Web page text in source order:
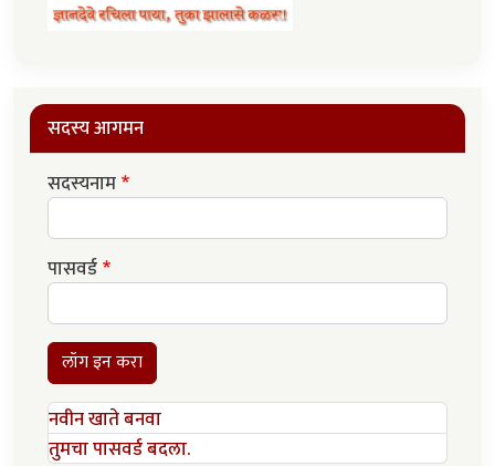
सदस्य आगमन
सदस्यनाम
पासवर्ड
लॉग इन करा
नवीन खाते बनवा
तुमचा पासवर्ड बदला.